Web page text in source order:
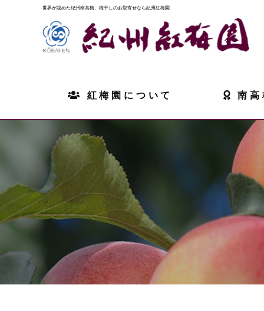
世界が認めた紀州南高梅、梅干しのお取寄せなら紀州紅梅園
紅梅園について 南